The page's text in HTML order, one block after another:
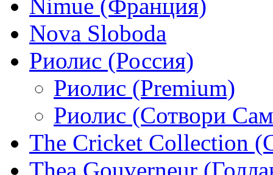
Nimue (Франция)
Nova Sloboda
Риолис (Россия)
Риолис (Premium)
Риолис (Сотвори
The Cricket Collection